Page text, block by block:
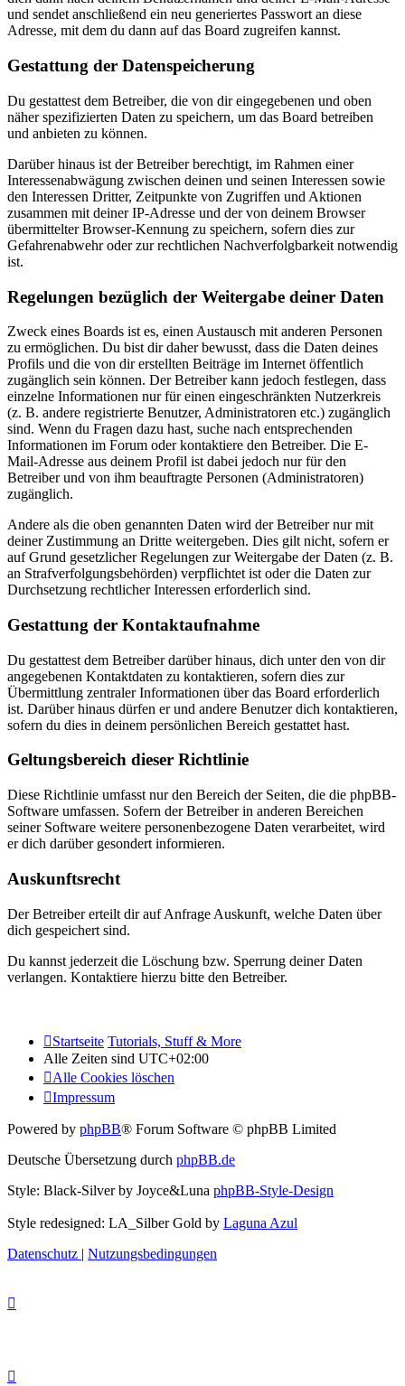
und sendet anschließend ein neu generiertes Passwort an diese
Adresse, mit dem du dann auf das Board zugreifen kannst.
Gestattung der Datenspeicherung
Du gestattest dem Betreiber, die von dir eingegebenen und oben
näher spezifizierten Daten zu speichern, um das Board betreiben
und anbieten zu können.
Darüber hinaus ist der Betreiber berechtigt, im Rahmen einer
Interessenabwägung zwischen deinen und seinen Interessen sowie
den Interessen Dritter, Zeitpunkte von Zugriffen und Aktionen
zusammen mit deiner IP-Adresse und der von deinem Browser
übermittelter Browser-Kennung zu speichern, sofern dies zur
Gefahrenabwehr oder zur rechtlichen Nachverfolgbarkeit notwendig
ist.
Regelungen bezüglich der Weitergabe deiner Daten
Zweck eines Boards ist es, einen Austausch mit anderen Personen
zu ermöglichen. Du bist dir daher bewusst, dass die Daten deines
Profils und die von dir erstellten Beiträge im Internet öffentlich
zugänglich sein können. Der Betreiber kann jedoch festlegen, dass
einzelne Informationen nur für einen eingeschränkten Nutzerkreis
(z. B. andere registrierte Benutzer, Administratoren etc.) zugänglich
sind. Wenn du Fragen dazu hast, suche nach entsprechenden
Informationen im Forum oder kontaktiere den Betreiber. Die E-
Mail-Adresse aus deinem Profil ist dabei jedoch nur für den
Betreiber und von ihm beauftragte Personen (Administratoren)
zugänglich.
Andere als die oben genannten Daten wird der Betreiber nur mit
deiner Zustimmung an Dritte weitergeben. Dies gilt nicht, sofern er
auf Grund gesetzlicher Regelungen zur Weitergabe der Daten (z. B.
an Strafverfolgungsbehörden) verpflichtet ist oder die Daten zur
Durchsetzung rechtlicher Interessen erforderlich sind.
Gestattung der Kontaktaufnahme
Du gestattest dem Betreiber darüber hinaus, dich unter den von dir
angegebenen Kontaktdaten zu kontaktieren, sofern dies zur
Übermittlung zentraler Informationen über das Board erforderlich
ist. Darüber hinaus dürfen er und andere Benutzer dich kontaktieren,
sofern du dies in deinem persönlichen Bereich gestattet hast.
Geltungsbereich dieser Richtlinie
Diese Richtlinie umfasst nur den Bereich der Seiten, die die phpBB-
Software umfassen. Sofern der Betreiber in anderen Bereichen
seiner Software weitere personenbezogene Daten verarbeitet, wird
er dich darüber gesondert informieren.
Auskunftsrecht
Der Betreiber erteilt dir auf Anfrage Auskunft, welche Daten über
dich gespeichert sind.
Du kannst jederzeit die Löschung bzw. Sperrung deiner Daten
verlangen. Kontaktiere hierzu bitte den Betreiber.
Startseite Tutorials, Stuff & More
Alle Zeiten sind UTC+02:00
Alle Cookies löschen
Impressum
Powered by phpBB® Forum Software © phpBB Limited
Deutsche Übersetzung durch phpBB.de
Style: Black-Silver by Joyce&Luna phpBB-Style-Design
Style redesigned: LA_Silber Gold by Laguna Azul
Datenschutz | Nutzungsbedingungen